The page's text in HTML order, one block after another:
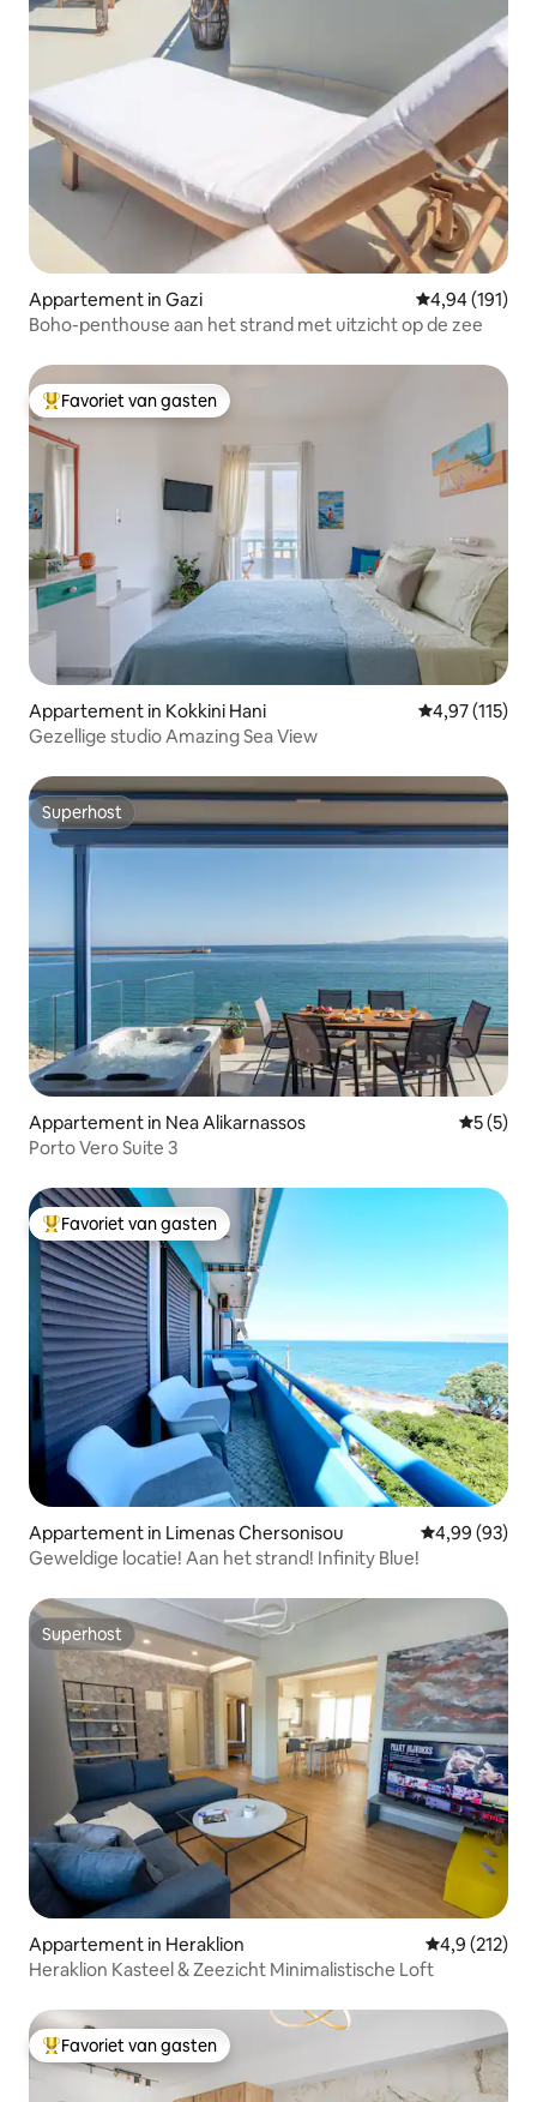
Appartement in Gazi Gemiddelde
4,94 (191)
Boho-penthouse aan het strand met uitzicht op de zee
Topfavoriet van gasten
Favoriet van gasten
Appartement in Kokkini Hani Gemiddelde
4,97 (115)
Gezellige studio Amazing Sea View
Superhost
Superhost
Appartement in Nea Alikarnassos
5 (5)
Porto Vero Suite 3
Topfavoriet van gasten
Favoriet van gasten
Appartement in Limenas Chersonisou Gemiddelde
4,99 (93)
Geweldige locatie! Aan het strand! Infinity Blue!
Superhost
Superhost
Appartement in Heraklion Gemiddelde
4,9 (212)
Heraklion Kasteel & Zeezicht Minimalistische Loft
Topfavoriet van gasten
Favoriet van gasten